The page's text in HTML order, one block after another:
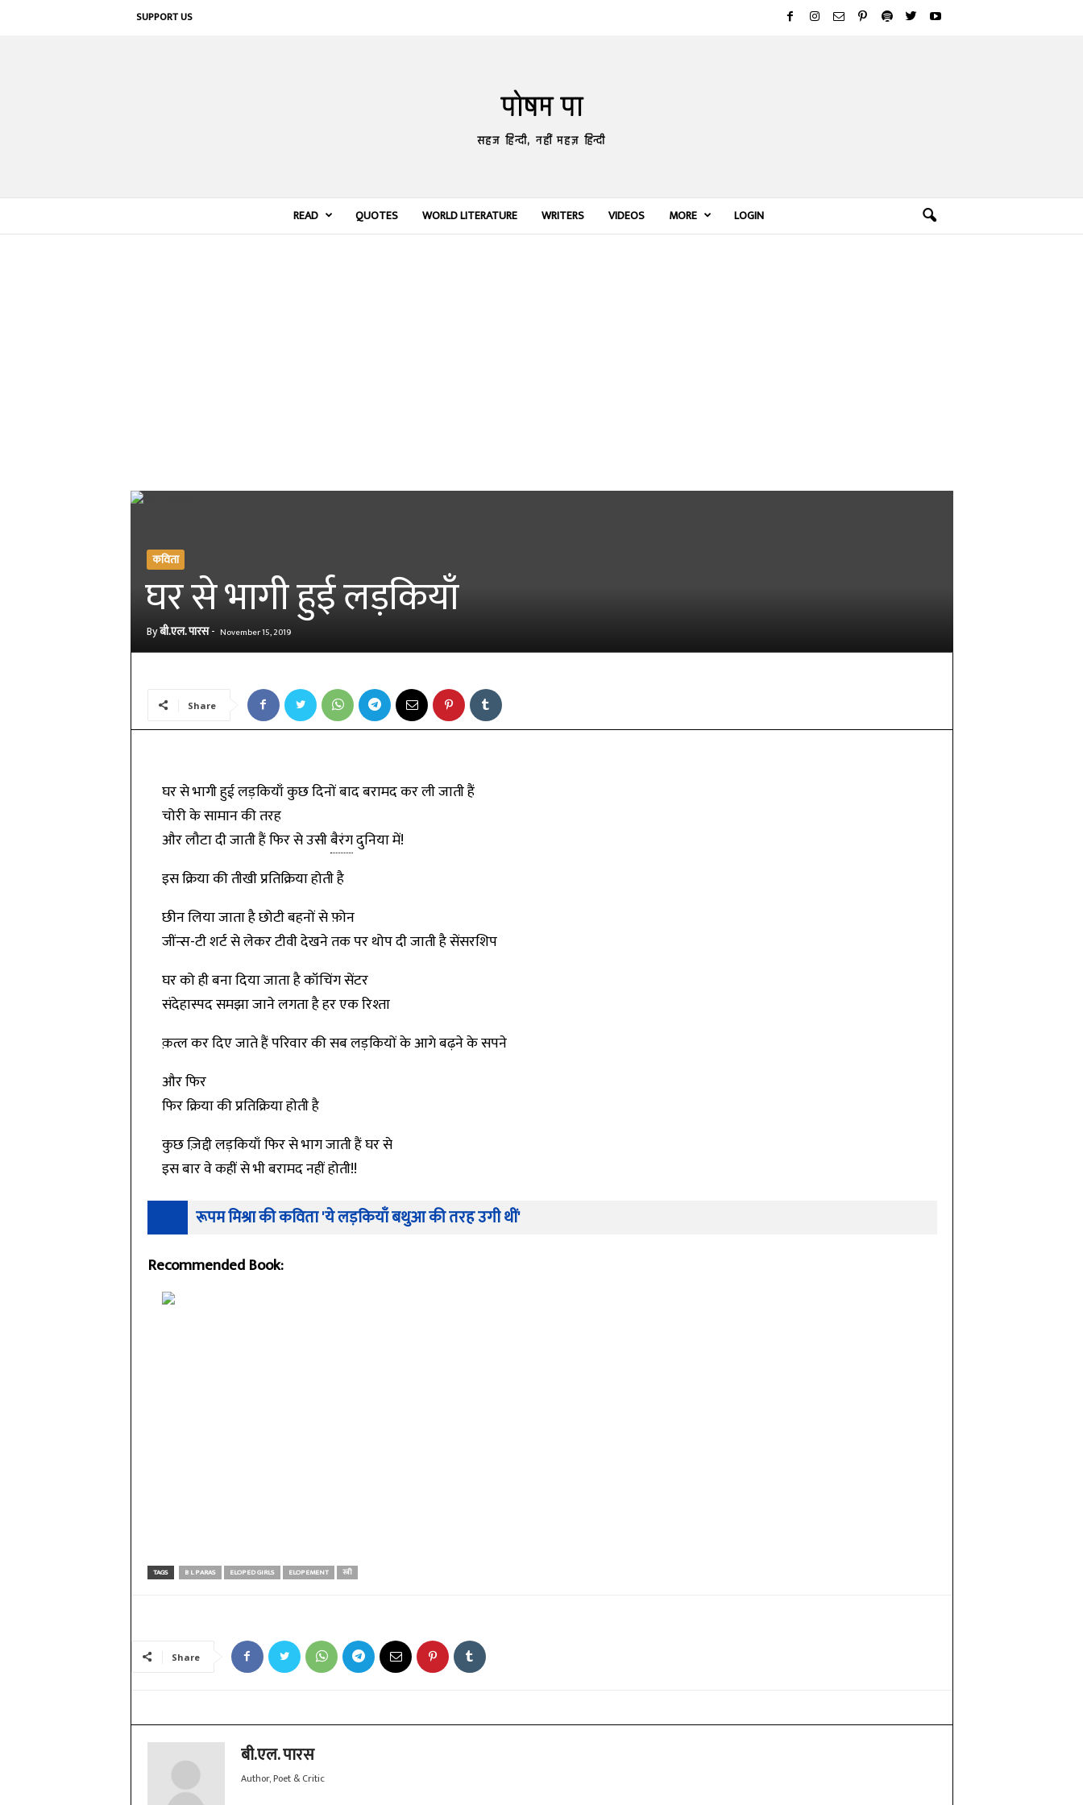
SUPPORT US
पोषम पा
सहज हिन्दी, नहीं महज़ हिन्दी
READ QUOTES WORLD LITERATURE WRITERS VIDEOS MORE LOGIN
कविता
घर से भागी हुई लड़कियाँ
Byबी.एल. पारस- November 15, 2019
Share
घर से भागी हुई लड़कियाँ कुछ दिनों बाद बरामद कर ली जाती हैं
चोरी के सामान की तरह
और लौटा दी जाती हैं फिर से उसीबैरंगदुनिया में!
इस क्रिया की तीखी प्रतिक्रिया होती है
छीन लिया जाता है छोटी बहनों से फ़ोन
जींन्स-टी शर्ट से लेकर टीवी देखने तक पर थोप दी जाती है सेंसरशिप
घर को ही बना दिया जाता है कॉचिंग सेंटर
संदेहास्पद समझा जाने लगता है हर एक रिश्ता
क़त्ल कर दिए जाते हैं परिवार की सब लड़कियों के आगे बढ़ने के सपने
और फिर
फिर क्रिया की प्रतिक्रिया होती है
कुछ ज़िद्दी लड़कियाँ फिर से भाग जाती हैं घर से
इस बार वे कहीं से भी बरामद नहीं होती!!
रूपम मिश्रा की कविता 'ये लड़कियाँ बथुआ की तरह उगी थीं'
Recommended Book:
TAGS B L PARAS ELOPED GIRLS ELOPEMENT स्त्री
Share
बी.एल. पारस
Author, Poet & Critic